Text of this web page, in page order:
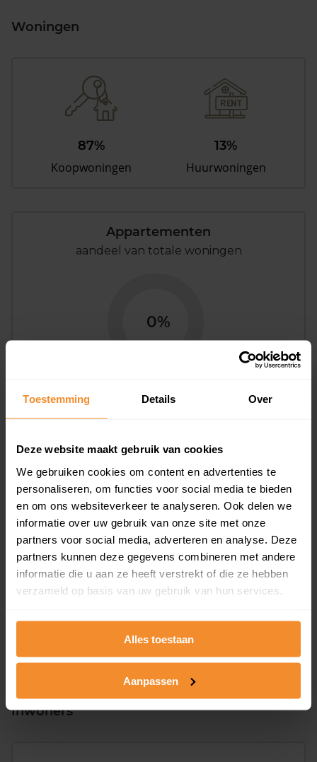
Toestemming Details Over
Deze website maakt gebruik van cookies
We gebruiken cookies om content en advertenties te
personaliseren, om functies voor social media te bieden
en om ons websiteverkeer te analyseren. Ook delen we
informatie over uw gebruik van onze site met onze
partners voor social media, adverteren en analyse. Deze
partners kunnen deze gegevens combineren met andere
informatie die u aan ze heeft verstrekt of die ze hebben
verzameld op basis van uw gebruik van hun services.
Alles toestaan
Aanpassen
Woningen
87%
Koopwoningen
13%
Huurwoningen
Appartementen
aandeel van totale woningen
0%
T/m 1945
0%
1946 - 1980
0%
Inwoners